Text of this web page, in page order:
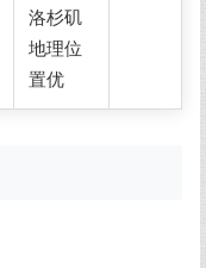
洛杉矶
地理位
置优